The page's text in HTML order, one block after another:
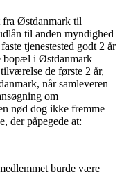
fra Østdanmark til
til anden myndighed
tjenestested godt 2 år
bopæl i Østdanmark
de første 2 år,
når samleveren
om
nød dog ikke fremme
der påpegede at:
burde være